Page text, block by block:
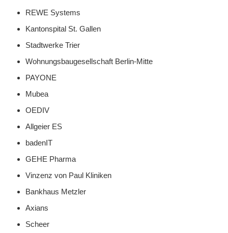
REWE Systems
Kantonspital St. Gallen
Stadtwerke Trier
Wohnungsbaugesellschaft Berlin-Mitte
PAYONE
Mubea
OEDIV
Allgeier ES
badenIT
GEHE Pharma
Vinzenz von Paul Kliniken
Bankhaus Metzler
Axians
Scheer